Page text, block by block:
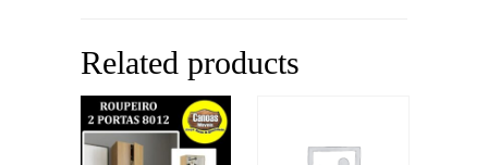
Related products